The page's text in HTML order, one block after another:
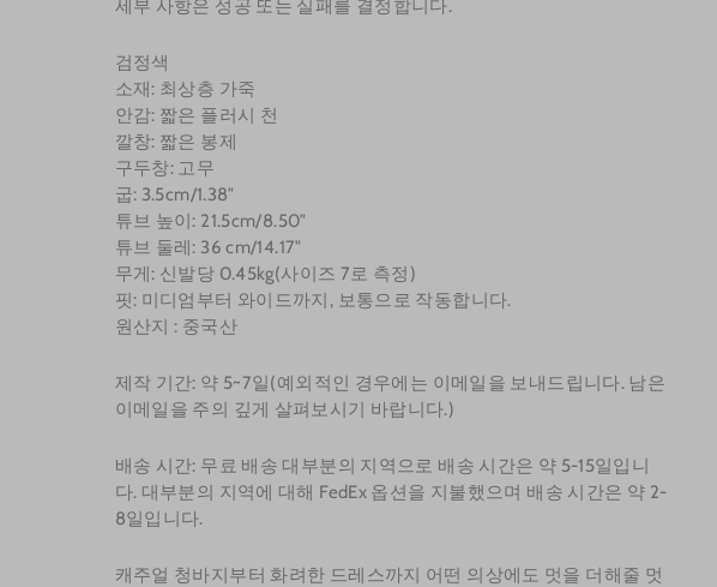
세부 사항은 성공 또는 실패를 결정합니다.
검정색
소재: 최상층 가죽
안감: 짧은 플러시 천
깔창: 짧은 봉제
구두창: 고무
굽: 3.5cm/1.38"
튜브 높이: 21.5cm/8.50"
튜브 둘레: 36 cm/14.17"
무게: 신발당 0.45kg(사이즈 7로 측정)
핏: 미디엄부터 와이드까지, 보통으로 작동합니다.
원산지 : 중국산
제작 기간: 약 5~7일(예외적인 경우에는 이메일을 보내드립니다. 남은
이메일을 주의 깊게 살펴보시기 바랍니다.)
배송 시간: 무료 배송 대부분의 지역으로 배송 시간은 약 5-15일입니
다. 대부분의 지역에 대해 FedEx 옵션을 지불했으며 배송 시간은 약 2-
8일입니다.
캐주얼 청바지부터 화려한 드레스까지 어떤 의상에도 멋을 더해줄 멋